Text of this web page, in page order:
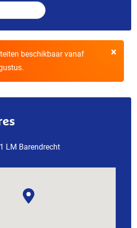
×
beschikbaar vanaf
LM Barendrecht